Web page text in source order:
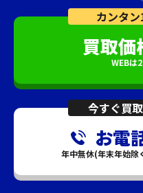
カンタン
買取価
WEBは
今すぐ買
お電
年中無休(年末年始